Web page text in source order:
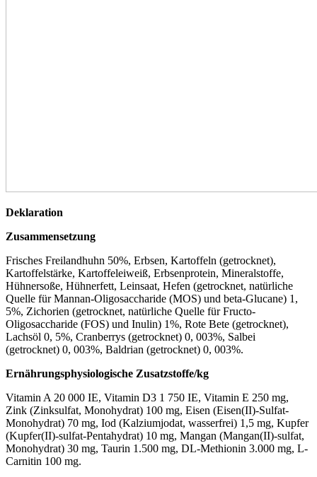
Deklaration
Zusammensetzung
Frisches Freilandhuhn 50%, Erbsen, Kartoffeln (getrocknet),
Kartoffelstärke, Kartoffeleiweiß, Erbsenprotein, Mineralstoffe,
Hühnersoße, Hühnerfett, Leinsaat, Hefen (getrocknet, natürliche
Quelle für Mannan-Oligosaccharide (MOS) und beta-Glucane) 1,
5%, Zichorien (getrocknet, natürliche Quelle für Fructo-
Oligosaccharide (FOS) und Inulin) 1%, Rote Bete (getrocknet),
Lachsöl 0, 5%, Cranberrys (getrocknet) 0, 003%, Salbei
(getrocknet) 0, 003%, Baldrian (getrocknet) 0, 003%.
Ernährungsphysiologische Zusatzstoffe/kg
Vitamin A 20 000 IE, Vitamin D3 1 750 IE, Vitamin E 250 mg,
Zink (Zinksulfat, Monohydrat) 100 mg, Eisen (Eisen(II)-Sulfat-
Monohydrat) 70 mg, Iod (Kalziumjodat, wasserfrei) 1,5 mg, Kupfer
(Kupfer(II)-sulfat-Pentahydrat) 10 mg, Mangan (Mangan(II)-sulfat,
Monohydrat) 30 mg, Taurin 1.500 mg, DL-Methionin 3.000 mg, L-
Carnitin 100 mg.